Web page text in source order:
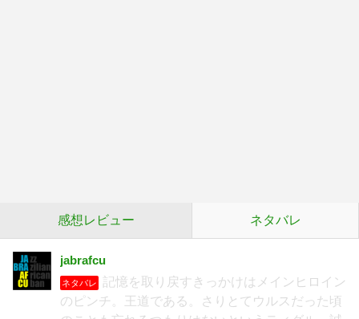
感想レビュー ネタバレ
jabrafcu
ネタバレ
記憶を取り戻すきっかけはメインヒロイン
のピンチ。王道である。さりとてウルスだった頃